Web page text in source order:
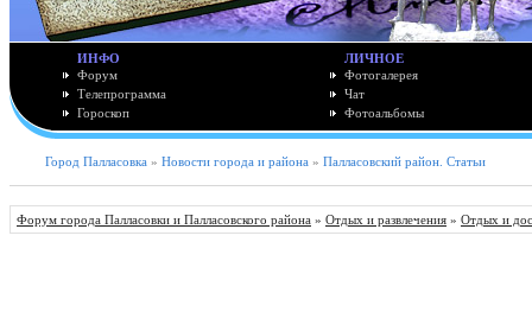
ИНФО
Форум
Телепрограмма
Гороскоп
ЛИЧНОЕ
Фотогалерея
Чат
Фотоальбомы
Город Палласовка » Новости города и района » Палласовский район. Статьи
Форум города Палласовки и Палласовского района » Отдых и развлечения » Отдых и